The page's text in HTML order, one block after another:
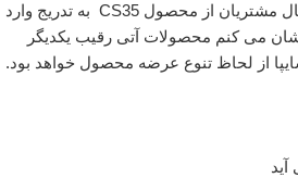
زمان مناسب و پس از استقبال مشتریان از محصول CS35 به تدریج وارد
می کنم محصولات آتی رقیب یکدیگر
از لحاظ تنوع عرضه محصول خواهد بود.